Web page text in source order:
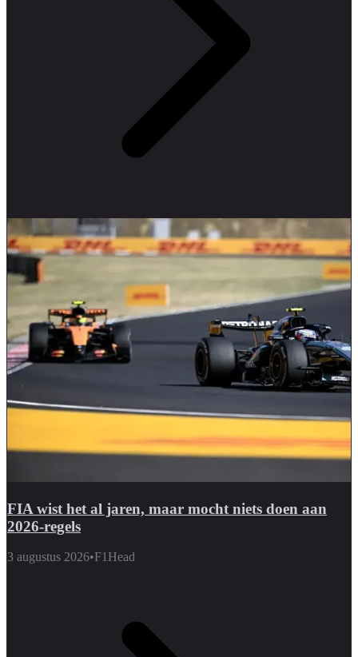
FIA wist het al jaren, maar mocht niets doen aan
2026-regels
3 augustus 2026•F1Head